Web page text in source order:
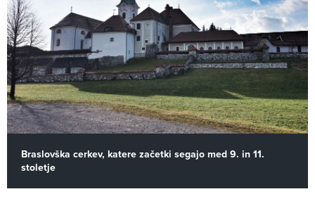
Braslovška cerkev, katere začetki segajo med 9. in 11.
stoletje